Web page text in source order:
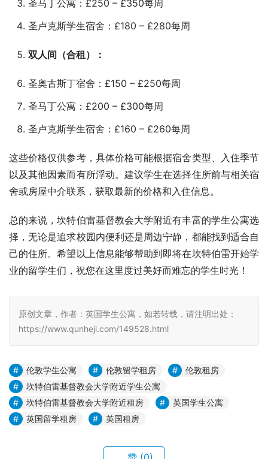
圣马丁公寓：£250 – £350每周
圣卢克斯学生宿舍：£180 – £280每周
双人间（合租）：
圣奥古斯丁宿舍：£150 – £250每周
圣马丁公寓：£200 – £300每周
圣卢克斯学生宿舍：£160 – £260每周
这些价格仅供参考，具体价格可能根据宿舍类型、入住季节
以及其他因素而有所浮动。建议学生在选择住所前与相关宿
舍或房屋中介联系，获取最新的价格和入住信息。
总的来说，坎特伯雷基督教会大学附近有丰富的学生公寓选
择，无论是追求校园内便利还是周边宁静，都能找到适合自
己的住所。希望以上信息能够帮助到即将在坎特伯雷开始学
业的留学生们，祝您在这里度过美好而难忘的学生时光！
原创文章，作者：英国学生公寓，如若转载，请注明出处：
https://www.qunheji.com/149528.html
伦敦学生公寓 伦敦留学租房
伦敦租房
坎特伯雷基督教会大学附近学生公寓
坎特伯雷基督教会大学附近租房
英国学生公寓
英国留学租房
英国租房